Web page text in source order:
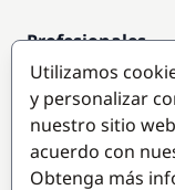
Profesionales
Acceso empresas
Colaborar como
Destinos
Utilizamos
y personalizar
nuestro sitio
acuerdo con
Obtenga más